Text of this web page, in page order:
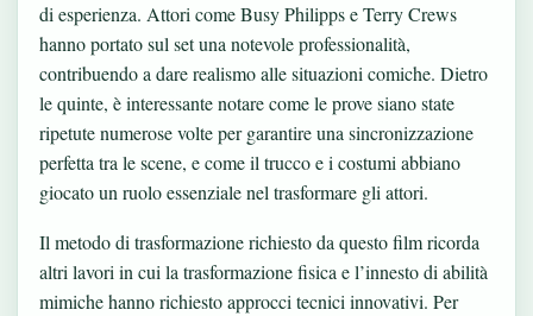
di esperienza. Attori come Busy Philipps e Terry Crews
hanno portato sul set una notevole professionalità,
contribuendo a dare realismo alle situazioni comiche. Dietro
le quinte, è interessante notare come le prove siano state
ripetute numerose volte per garantire una sincronizzazione
perfetta tra le scene, e come il trucco e i costumi abbiano
giocato un ruolo essenziale nel trasformare gli attori.
Il metodo di trasformazione richiesto da questo film ricorda
altri lavori in cui la trasformazione fisica e l’innesto di abilità
mimiche hanno richiesto approcci tecnici innovativi. Per